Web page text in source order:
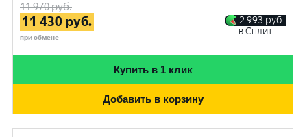
11 970руб.
11 430 руб.
при обмене
2 993 руб.
в Сплит
Купить в 1 клик
Добавить в корзину